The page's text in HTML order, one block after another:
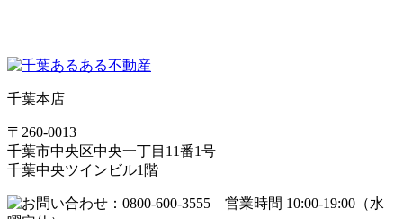
千葉本店
〒260-0013
千葉市中央区中央一丁目11番1号
千葉中央ツインビル1階